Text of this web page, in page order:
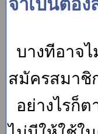
จำเป็นต้อ
บางทีอาจ
สมัครสมาชิ
อย่างไรก็